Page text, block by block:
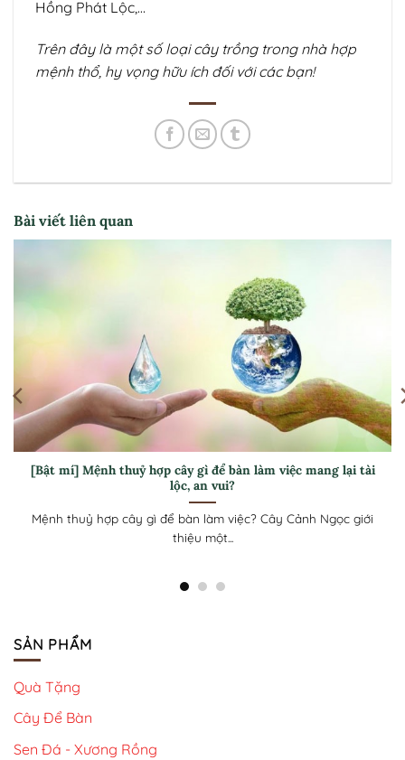
Hồng Phát Lộc,…
Trên đây là một số loại cây trồng trong nhà hợp
mệnh thổ, hy vọng hữu ích đối với các bạn!
Bài viết liên quan
Mệnh thổ hợp cây gì? Top 16 cây hợp phong thủy không thể
bỏ lỡ
Mệnh thổ hợp cây gì khi nói tới cây sẽ mang đến nhiều may
mắn hơn...
SẢN PHẨM
Quà Tặng
Cây Để Bàn
Sen Đá - Xương Rồng